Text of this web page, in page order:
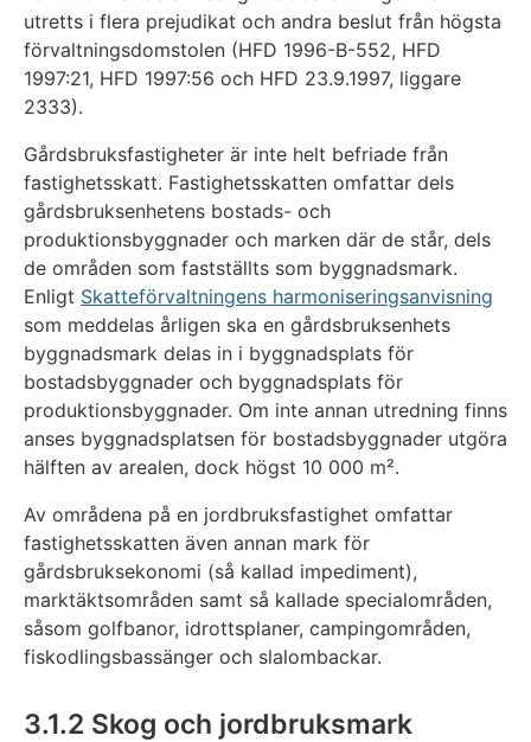
utretts i flera prejudikat och andra beslut från högsta
förvaltningsdomstolen (HFD 1996-B-552, HFD
1997:21, HFD 1997:56 och HFD 23.9.1997, liggare
2333).
Gårdsbruksfastigheter är inte helt befriade från
fastighetsskatt. Fastighetsskatten omfattar dels
gårdsbruksenhetens bostads- och
produktionsbyggnader och marken där de står, dels
de områden som fastställts som byggnadsmark.
Enligt Skatteförvaltningens harmoniseringsanvisning
som meddelas årligen ska en gårdsbruksenhets
byggnadsmark delas in i byggnadsplats för
bostadsbyggnader och byggnadsplats för
produktionsbyggnader. Om inte annan utredning finns
anses byggnadsplatsen för bostadsbyggnader utgöra
hälften av arealen, dock högst 10 000 m².
Av områdena på en jordbruksfastighet omfattar
fastighetsskatten även annan mark för
gårdsbruksekonomi (så kallad impediment),
marktäktsområden samt så kallade specialområden,
såsom golfbanor, idrottsplaner, campingområden,
fiskodlingsbassänger och slalombackar.
3.1.2 Skog och jordbruksmark